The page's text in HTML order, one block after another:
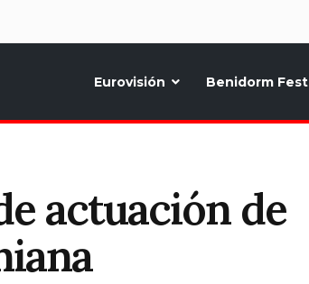
Eurovisión Benidorm Fest
actuación de